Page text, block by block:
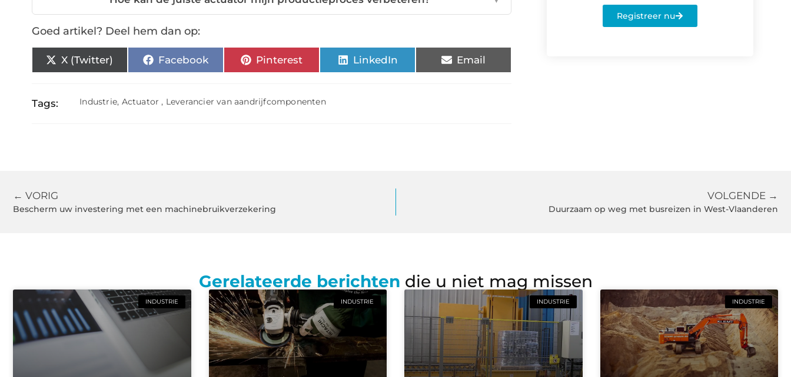
Goed artikel? Deel hem dan op:
X (Twitter) Facebook Pinterest LinkedIn Email
Tags: Industrie, Actuator , Leverancier van aandrijfcomponenten
Registreer nu
← VORIG
Bescherm uw investering met een machinebruikverzekering
VOLGENDE →
Duurzaam op weg met busreizen in West-Vlaanderen
Gerelateerde berichten die u niet mag missen
INDUSTRIE INDUSTRIE INDUSTRIE INDUSTRIE